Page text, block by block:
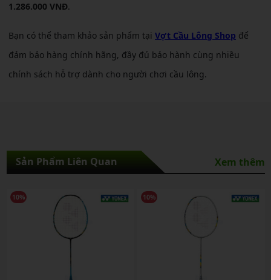
1.286.000 VNĐ.
Bạn có thể tham khảo sản phẩm tại Vợt Cầu Lông Shop để
đảm bảo hàng chính hãng, đầy đủ bảo hành cùng nhiều
chính sách hỗ trợ dành cho người chơi cầu lông.
Sản Phẩm Liên Quan Xem thêm
10% 10%